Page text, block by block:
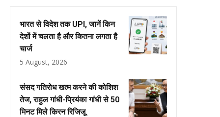
भारत से विदेश तक UPI, जानें किन
देशों में चलता है और कितना लगता है
चार्ज
5 August, 2026
संसद गतिरोध खत्म करने की कोशिश
तेज, राहुल गांधी-प्रियंका गांधी से 50
मिनट मिले किरन रिजिजू